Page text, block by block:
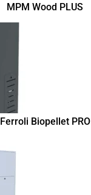
MPM Wood PLUS
Ferroli Biopellet PRO